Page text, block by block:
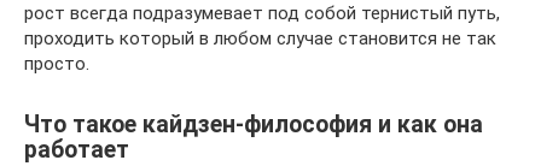
рост всегда подразумевает под собой тернистый путь,
проходить который в любом случае становится не так
просто.
Что такое кайдзен-философия и как она
работает